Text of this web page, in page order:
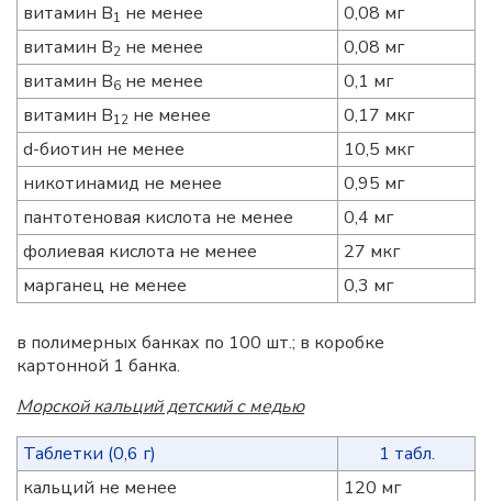
витамин B1 не менее
0,08 мг
витамин B2 не менее
0,08 мг
витамин B6не менее
0,1 мг
витамин B12 не менее
0,17 мкг
d-биотин не менее
10,5 мкг
никотинамид не менее
0,95 мг
пантотеновая кислота не менее
0,4 мг
фолиевая кислота не менее
27 мкг
марганец не менее
0,3 мг
в полимерных банках по 100 шт.; в коробке
картонной 1 банка.
Морской кальций детский с медью
Таблетки (0,6 г)
1 табл.
кальций не менее
120 мг